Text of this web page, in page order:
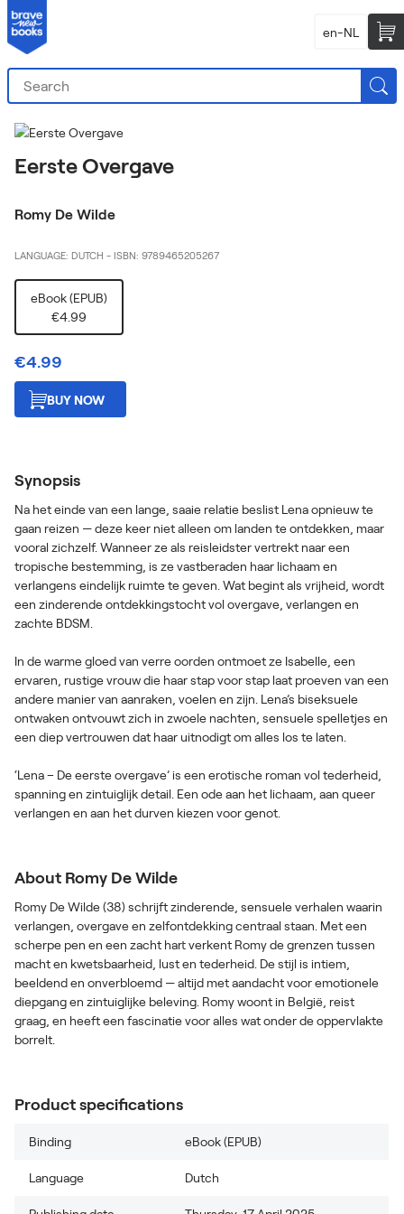
en-NL
Eerste Overgave
Romy De Wilde
LANGUAGE: DUTCH - ISBN: 9789465205267
eBook (EPUB)
€4.99
€4.99
BUY NOW
Synopsis
Na het einde van een lange, saaie relatie beslist Lena opnieuw te
gaan reizen — deze keer niet alleen om landen te ontdekken, maar
vooral zichzelf. Wanneer ze als reisleidster vertrekt naar een
tropische bestemming, is ze vastberaden haar lichaam en
verlangens eindelijk ruimte te geven. Wat begint als vrijheid, wordt
een zinderende ontdekkingstocht vol overgave, verlangen en
zachte BDSM.
In de warme gloed van verre oorden ontmoet ze Isabelle, een
ervaren, rustige vrouw die haar stap voor stap laat proeven van een
andere manier van aanraken, voelen en zijn. Lena’s biseksuele
ontwaken ontvouwt zich in zwoele nachten, sensuele spelletjes en
een diep vertrouwen dat haar uitnodigt om alles los te laten.
‘Lena – De eerste overgave’ is een erotische roman vol tederheid,
spanning en zintuiglijk detail. Een ode aan het lichaam, aan queer
verlangen en aan het durven kiezen voor genot.
About Romy De Wilde
Romy De Wilde (38) schrijft zinderende, sensuele verhalen waarin
verlangen, overgave en zelfontdekking centraal staan. Met een
scherpe pen en een zacht hart verkent Romy de grenzen tussen
macht en kwetsbaarheid, lust en tederheid. De stijl is intiem,
beeldend en onverbloemd — altijd met aandacht voor emotionele
diepgang en zintuiglijke beleving. Romy woont in België, reist
graag, en heeft een fascinatie voor alles wat onder de oppervlakte
borrelt.
Product specifications
Binding eBook (EPUB)
Language Dutch